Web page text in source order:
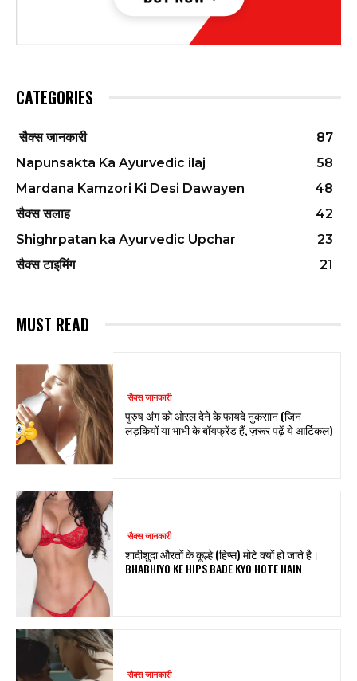
CATEGORIES
सैक्स जानकारी
87
Napunsakta Ka Ayurvedic ilaj
58
Mardana Kamzori Ki Desi Dawayen
48
सैक्स सलाह
42
Shighrpatan ka Ayurvedic Upchar
23
सैक्स टाइमिंग
21
MUST READ
सैक्स जानकारी
पुरुष अंग को ओरल देने के फायदे नुकसान (जिन
लड़कियों या भाभी के बॉयफ्रेंड हैं, ज़रूर पढ़ें ये आर्टिकल)
सैक्स जानकारी
शादीशुदा औरतों के कूल्हे (हिप्स) मोटे क्यों हो जाते है।
BHABHIYO KE HIPS BADE KYO HOTE HAIN
सैक्स जानकारी